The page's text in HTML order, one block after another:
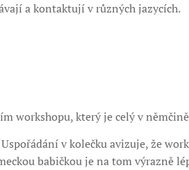
a kontaktují v různých jazycích.
workshopu, který je celý v
v kolečku avizuje, že
babičkou je na tom výrazně